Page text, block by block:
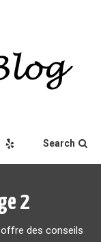
Search
2
des conseils